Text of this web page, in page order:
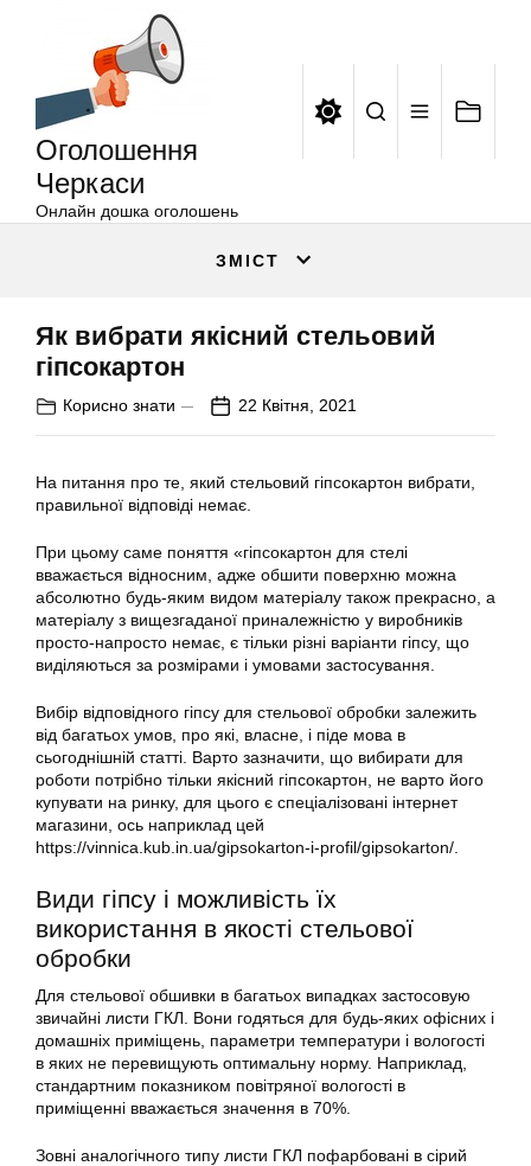
Оголошення
Черкаси
Онлайн дошка оголошень
ЗМІСТ
Як вибрати якісний стельовий
гіпсокартон
Корисно знати 22 Квітня, 2021
На питання про те, який стельовий гіпсокартон вибрати,
правильної відповіді немає.
При цьому саме поняття «гіпсокартон для стелі
вважається відносним, адже обшити поверхню можна
абсолютно будь-яким видом матеріалу також прекрасно, а
матеріалу з вищезгаданої приналежністю у виробників
просто-напросто немає, є тільки різні варіанти гіпсу, що
виділяються за розмірами і умовами застосування.
Вибір відповідного гіпсу для стельової обробки залежить
від багатьох умов, про які, власне, і піде мова в
сьогоднішній статті. Варто зазначити, що вибирати для
роботи потрібно тільки якісний гіпсокартон, не варто його
купувати на ринку, для цього є спеціалізовані інтернет
магазини, ось наприклад цей
https://vinnica.kub.in.ua/gipsokarton-i-profil/gipsokarton/.
Види гіпсу і можливість їх
використання в якості стельової
обробки
Для стельової обшивки в багатьох випадках застосовую
звичайні листи ГКЛ. Вони годяться для будь-яких офісних і
домашніх приміщень, параметри температури і вологості
в яких не перевищують оптимальну норму. Наприклад,
стандартним показником повітряної вологості в
приміщенні вважається значення в 70%.
Зовні аналогічного типу листи ГКЛ пофарбовані в сірий